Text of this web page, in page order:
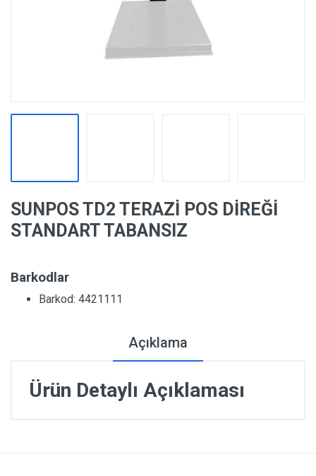
SUNPOS TD2 TERAZİ POS DİREĞİ
STANDART TABANSIZ
Barkodlar
Barkod: 4421111
Açıklama
Ürün Detaylı Açıklaması